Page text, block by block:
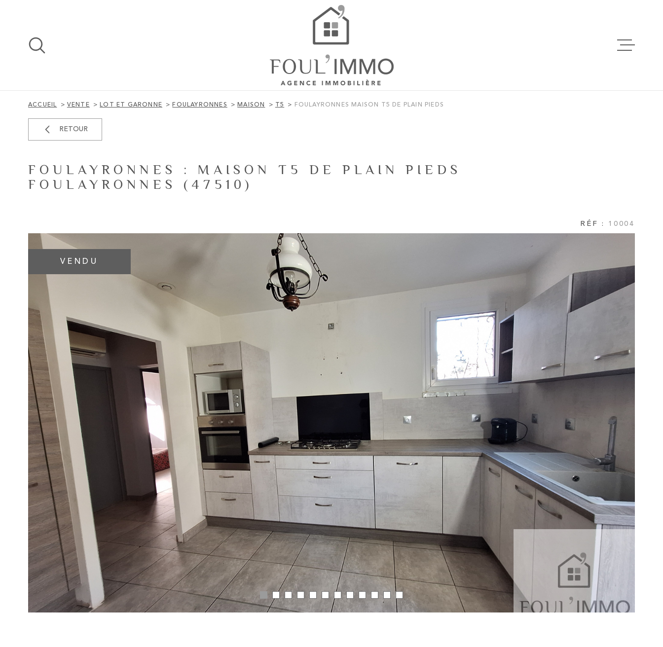
recherche
principal
VENTES
NOTRE
AVIS CLIENTS
CONTACT
ACCUEIL VENTE LOT ET GARONNE FOULAYRONNES MAISON T5 FOULAYRONNES MAISON T5 DE PLAIN PIEDS
RETOUR
FOULAYRONNES : MAISON T5 DE PLAIN PIEDS
FOULAYRONNES (47510)
RÉF : 10004
VENDU